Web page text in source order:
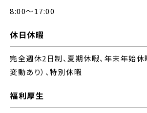
8:00～17:00
休日休暇
完全週休2日制、夏期休暇、年末年始休
変動あり）、特別休暇
福利厚生